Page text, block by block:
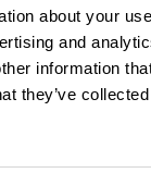
about your
and
information
they’ve
un avis
vélo de 46 km à